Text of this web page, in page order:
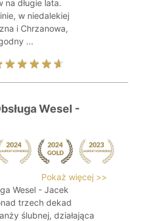
na długie lata.
w niedalekiej
i Chrzanowa,
...
Wesel -
Pokaż więcej >>
Wesel - Jacek
trzech dekad
ślubnej, działająca